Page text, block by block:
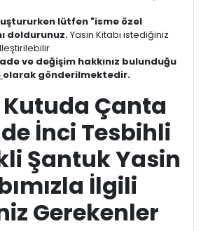
lütfen "isme özel
doldurunuz.Yasin Kitabı istediğiniz
ve değişim hakkınız bulunduğu
olarak gönderilmektedir.
Çanta
İnci Tesbihli
Şantuk Yasin
İlgili
Gerekenler